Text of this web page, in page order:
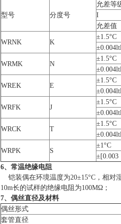
型号 分度号
允差等
I
允差值
WRNK K
±1.5°C
WRMK N
±1.5°C
WREK E
±1.5°C
WRFK J
±1.5°C
WRCK T
±1.5°C
WRPK S
±1°C
±[0.003
6、常温绝缘电阻
铠装偶在环境温度为20±15°C，相对
10m长的试样的绝缘电阻为100MΩ；
7、偶丝直径及材料
偶丝形式
套管直径